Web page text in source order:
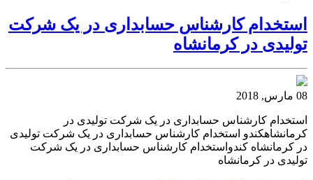
استخدام کارشناس حسابداری در یک شرکت
تولیدی در کرمانشاه
08 مارس, 2018
استخدام کارشناس حسابداری در یک شرکت تولیدی در
کرمانشاهکندو استخدام کارشناس حسابداری در یک شرکت تولیدی
در کرمانشاه کندواستخدام کارشناس حسابداری در یک شرکت
تولیدی در کرمانشاه